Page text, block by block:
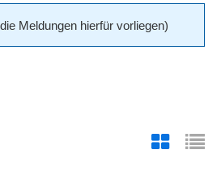
Meldungen hierfür vorliegen)